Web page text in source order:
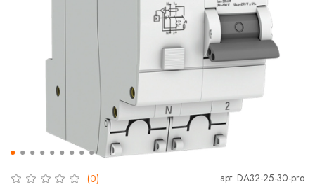
(0) арт. DA32-25-30-pro